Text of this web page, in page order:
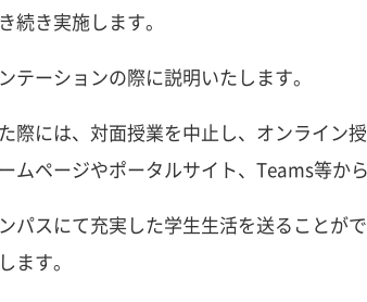
き実施します。
ーションの際に説明いたします。
には、対面授業を中止し、オンライン
ページやポータルサイト、Teams等か
スにて充実した学生生活を送ることが
す。